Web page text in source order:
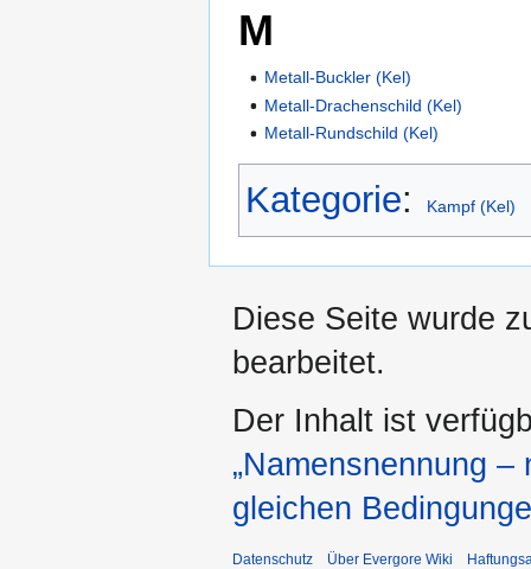
M
Metall-Buckler (Kel)
Metall-Drachenschild (Kel)
Metall-Rundschild (Kel)
Kategorie: Kampf (Kel)
Diese Seite wurde
bearbeitet.
Der Inhalt ist
„Namensnennung
gleichen
Datenschutz Über Evergore Wiki